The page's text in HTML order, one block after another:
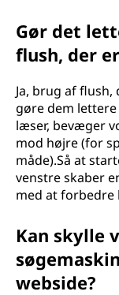
Gør det
flush, der
Ja, brug af
gøre dem
læser, bevæger
mod højre (for
måde).Så at
venstre skaber
med at
Kan skylle
webside?